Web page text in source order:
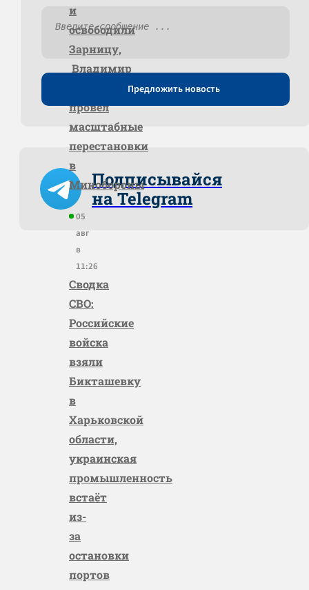
и
освободили
Зарницу,
Владимир
провёл
масштабные
перестановки
в
Минобороны
05
авг
в
11:26
Сводка
СВО:
Российские
войска
взяли
Бикташевку
в
Харьковской
области,
украинская
промышленность
встаёт
из-
за
остановки
портов
Предложить новость
Подписывайся
на Telegram